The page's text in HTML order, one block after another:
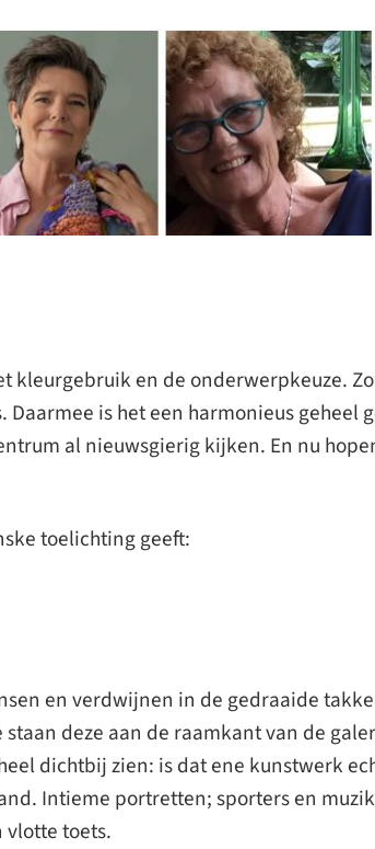
en de onderwerpkeuze.
is het een harmonieus geheel
al nieuwsgierig kijken. En nu
toelichting geeft:
en verdwijnen in de gedraaide
deze aan de raamkant van de
dichtbij zien: is dat ene kunstwerk
Intieme portretten; sporters en
toets.